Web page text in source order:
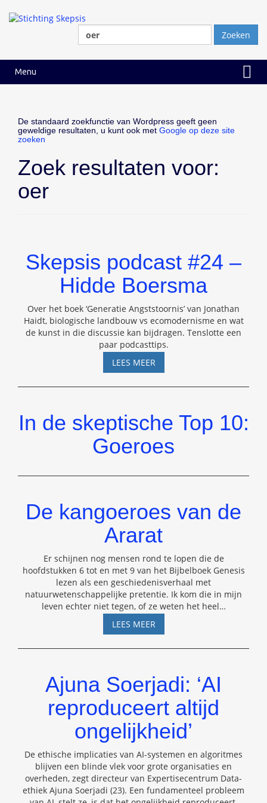
naar
naar
Zoeken
naar:
Menu
De standaard zoekfunctie van Wordpress geeft geen
geweldige resultaten, u kunt ook met Google op deze site
zoeken
Zoek resultaten voor:
oer
Skepsis podcast #24 –
Hidde Boersma
Over het boek ‘Generatie Angststoornis’ van Jonathan
Haidt, biologische landbouw vs ecomodernisme en wat
de kunst in die discussie kan bijdragen. Tenslotte een
paar podcasttips.
LEES MEERSKEPSIS
PODCAST
#24
BOERSMA
In de skeptische Top 10:
Goeroes
De kangoeroes van de
Ararat
Er schijnen nog mensen rond te lopen die de
hoofdstukken 6 tot en met 9 van het Bijbelboek Genesis
lezen als een geschiedenisverhaal met
natuurwetenschappelijke pretentie. Ik kom die in mijn
leven echter niet tegen, of ze weten het heel…
LEES MEERDE
KANGOEROES
VAN
Ajuna Soerjadi: ‘AI
reproduceert altijd
ongelijkheid’
De ethische implicaties van AI-systemen en algoritmes
blijven een blinde vlek voor grote organisaties en
overheden, zegt directeur van Expertisecentrum Data-
ethiek Ajuna Soerjadi (23). Een fundamenteel probleem